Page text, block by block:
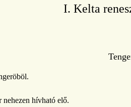
I. Kelta
nehezen hívható elő.